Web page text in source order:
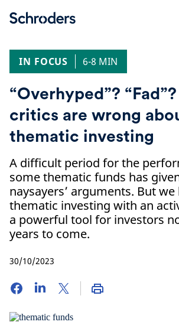
IN FOCUS
6-8 MIN
“Overhyped”?
critics are wrong
thematic investing
A difficult period for the
some thematic funds has
naysayers’ arguments. But we
thematic investing with an
a powerful tool for investors
years to come.
30/10/2023